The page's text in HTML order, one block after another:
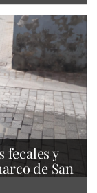
fecales y
de San